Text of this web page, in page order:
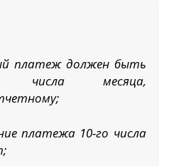
платеж должен быть
числа месяца,
платежа 10-го числа